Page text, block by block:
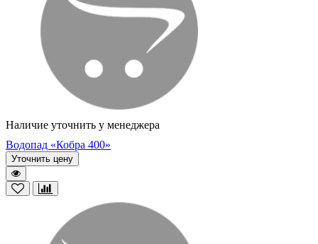
Наличие уточнить у менеджера
Водопад «Кобра 400»
Уточнить цену